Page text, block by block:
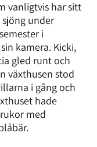
vanligtvis har sitt
under
i
kamera. Kicki,
gled runt och
växthusen stod
i gång och
hade
med